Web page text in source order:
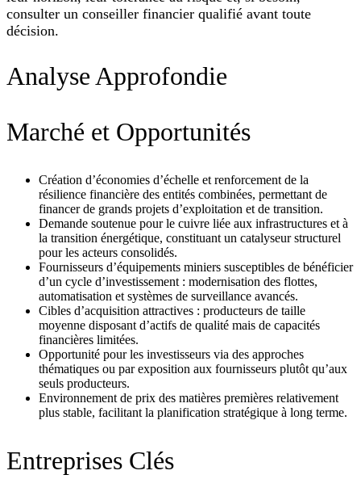
consulter un conseiller financier qualifié avant toute
décision.
Analyse Approfondie
Marché et Opportunités
Création d’économies d’échelle et renforcement de la
résilience financière des entités combinées, permettant de
financer de grands projets d’exploitation et de transition.
Demande soutenue pour le cuivre liée aux infrastructures et à
la transition énergétique, constituant un catalyseur structurel
pour les acteurs consolidés.
Fournisseurs d’équipements miniers susceptibles de bénéficier
d’un cycle d’investissement : modernisation des flottes,
automatisation et systèmes de surveillance avancés.
Cibles d’acquisition attractives : producteurs de taille
moyenne disposant d’actifs de qualité mais de capacités
financières limitées.
Opportunité pour les investisseurs via des approches
thématiques ou par exposition aux fournisseurs plutôt qu’aux
seuls producteurs.
Environnement de prix des matières premières relativement
plus stable, facilitant la planification stratégique à long terme.
Entreprises Clés